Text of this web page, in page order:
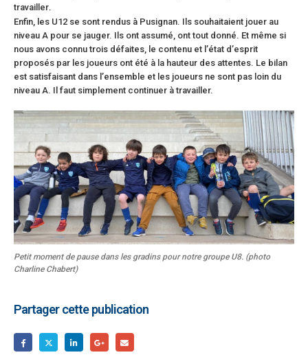
travailler.
Enfin, les U12 se sont rendus à Pusignan. Ils souhaitaient jouer au
niveau A pour se jauger. Ils ont assumé, ont tout donné. Et même si
nous avons connu trois défaites, le contenu et l’état d’esprit
proposés par les joueurs ont été à la hauteur des attentes. Le bilan
est satisfaisant dans l’ensemble et les joueurs ne sont pas loin du
niveau A. Il faut simplement continuer à travailler.
Petit moment de pause dans les gradins pour notre groupe U8. (photo
Charline Chabert)
Partager cette publication